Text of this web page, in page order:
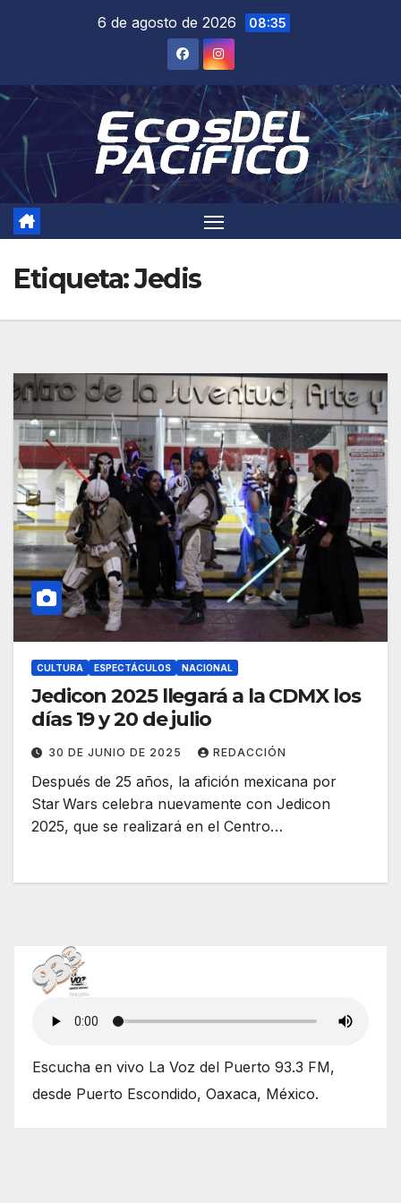
6 de agosto de 2026 08:35
Etiqueta:Jedis
CULTURA ESPECTÁCULOS NACIONAL
Jedicon 2025 llegará a la CDMX los
días 19 y 20 de julio
30 DE JUNIO DE 2025 REDACCIÓN
Después de 25 años, la afición mexicana por
Star Wars celebra nuevamente con Jedicon
2025, que se realizará en el Centro…
Escucha en vivo La Voz del Puerto 93.3 FM,
desde Puerto Escondido, Oaxaca, México.